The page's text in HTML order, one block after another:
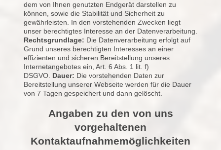
dem von Ihnen genutzten Endgerät darstellen zu
können, sowie die Stabilität und Sicherheit zu
gewährleisten. In den vorstehenden Zwecken liegt
unser berechtigtes Interesse an der Datenverarbeitung.
Rechtsgrundlage: Die Datenverarbeitung erfolgt auf
Grund unseres berechtigten Interesses an einer
effizienten und sicheren Bereitstellung unseres
Internetangebotes ein, Art. 6 Abs. 1 lit. f)
DSGVO. Dauer: Die vorstehenden Daten zur
Bereitstellung unserer Webseite werden für die Dauer
von 7 Tagen gespeichert und dann gelöscht.
Angaben zu den von uns
vorgehaltenen
Kontaktaufnahmemöglichkeiten